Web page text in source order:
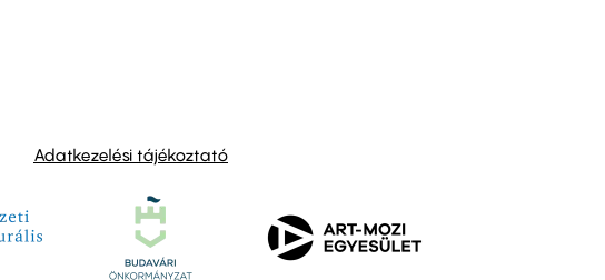
Adatkezelési tájékoztató